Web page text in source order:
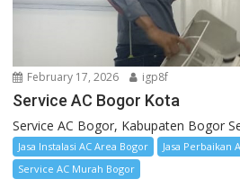
February 17, 2026 igp8f
Service AC Bogor Kota
Service AC Bogor, Kabupaten Bogor
Jasa Instalasi AC Area Bogor
Jasa Perbaikan
Service AC Murah Bogor